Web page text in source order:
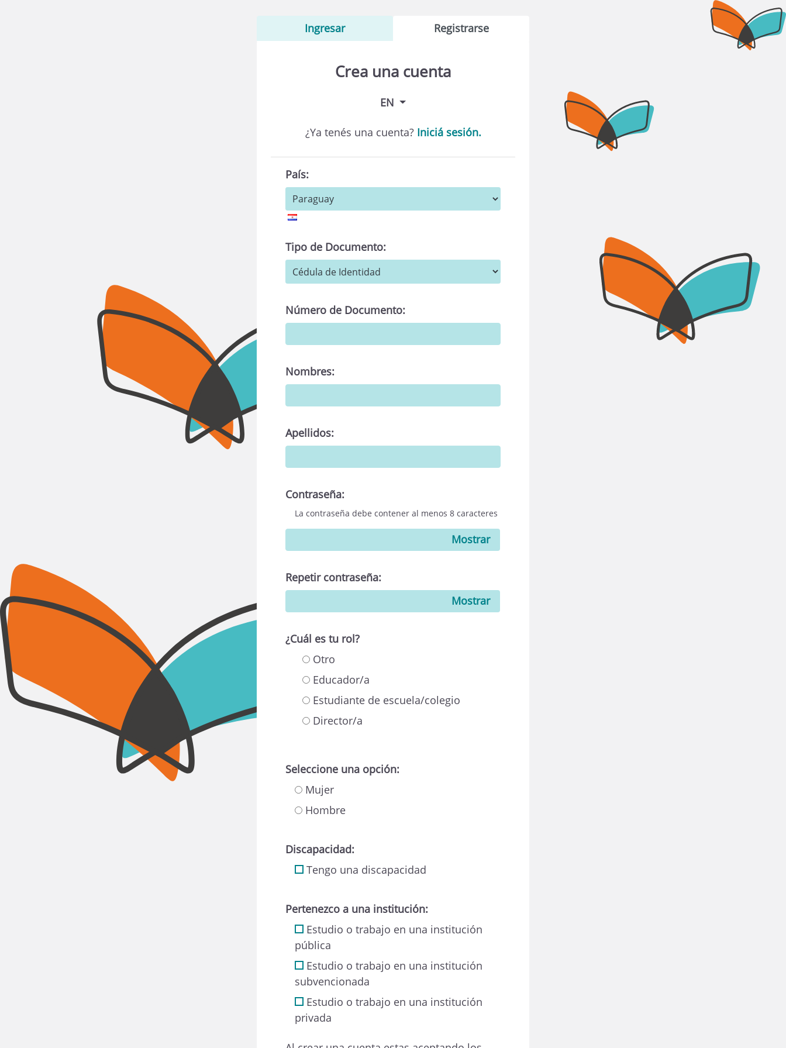
Ingresar Registrarse
Crea una cuenta
EN
¿Ya tenés una cuenta? Iniciá sesión.
País:
Tipo de Documento:
Número de Documento:
Nombres:
Apellidos:
Contraseña:
La contraseña debe contener al menos 8 caracteres
Mostrar
Repetir contraseña:
Mostrar
¿Cuál es tu rol?
Otro
Educador/a
Estudiante de escuela/colegio
Director/a
Seleccione una opción:
Mujer
Hombre
Discapacidad:
Tengo una discapacidad
Pertenezco a una institución:
Estudio o trabajo en una institución
pública
Estudio o trabajo en una institución
subvencionada
Estudio o trabajo en una institución
privada